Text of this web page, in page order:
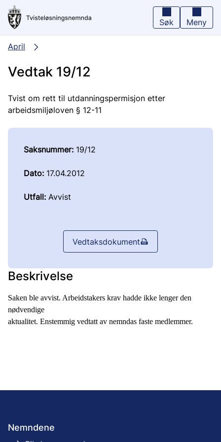
Hopp
hovedinnhold
Søk Meny
April
Vedtak 19/12
Tvist om rett til utdanningspermisjon etter
arbeidsmiljøloven § 12-11
Saksnummer: 19/12
Dato: 17.04.2012
Utfall: Avvist
Vedtaksdokument
Beskrivelse
Saken ble avvist. Arbeidstakers krav hadde ikke lenger den
nødvendige
aktualitet. Enstemmig vedtatt av nemndas faste medlemmer.
Nemndene